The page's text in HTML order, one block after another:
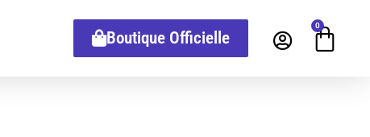
Boutique Officielle
0